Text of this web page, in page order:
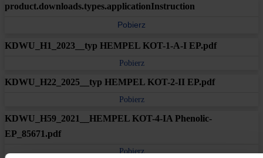
product.downloads.types.applicationInstruction
Pobierz
KDWU_H1_2023__typ HEMPEL KOT-1-A-I EP.pdf
Pobierz
KDWU_H22_2025__typ HEMPEL KOT-2-II EP.pdf
Pobierz
KDWU_H59_2021__HEMPEL KOT-4-IA Phenolic-
EP_85671.pdf
Pobierz